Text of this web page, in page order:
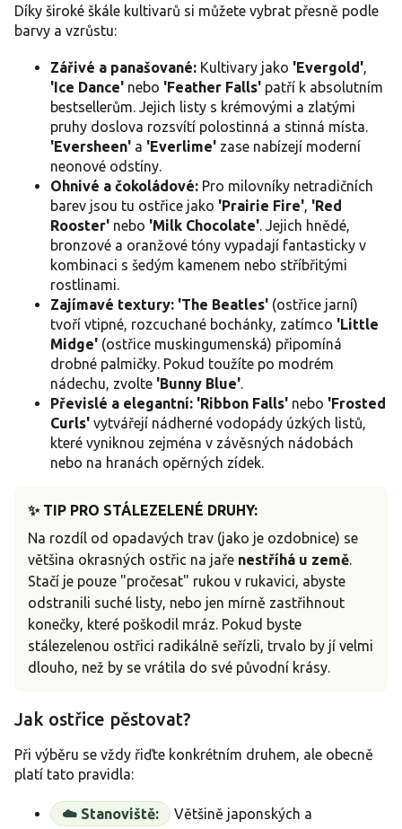
i
Díky široké škále kultivarů si můžete vybrat přesně podle
barvy a vzrůstu:
Zářivé a panašované: Kultivary jako 'Evergold',
'Ice Dance' nebo 'Feather Falls' patří k absolutním
bestsellerům. Jejich listy s krémovými a zlatými
pruhy doslova rozsvítí polostinná a stinná místa.
'Eversheen' a 'Everlime' zase nabízejí moderní
neonové odstíny.
Ohnivé a čokoládové: Pro milovníky netradičních
barev jsou tu ostřice jako 'Prairie Fire', 'Red
Rooster' nebo 'Milk Chocolate'. Jejich hnědé,
bronzové a oranžové tóny vypadají fantasticky v
kombinaci s šedým kamenem nebo stříbřitými
rostlinami.
Zajímavé textury: 'The Beatles' (ostřice jarní)
tvoří vtipné, rozcuchané bochánky, zatímco 'Little
Midge' (ostřice muskingumenská) připomíná
drobné palmičky. Pokud toužíte po modrém
nádechu, zvolte 'Bunny Blue'.
Převislé a elegantní: 'Ribbon Falls' nebo 'Frosted
Curls' vytvářejí nádherné vodopády úzkých listů,
které vyniknou zejména v závěsných nádobách
nebo na hranách opěrných zídek.
✨ TIP PRO STÁLEZELENÉ DRUHY:
Na rozdíl od opadavých trav (jako je ozdobnice) se
většina okrasných ostřic na jaře nestříhá u země.
Stačí je pouze "pročesat" rukou v rukavici, abyste
odstranili suché listy, nebo jen mírně zastřihnout
konečky, které poškodil mráz. Pokud byste
stálezelenou ostřici radikálně seřízli, trvalo by jí velmi
dlouho, než by se vrátila do své původní krásy.
Jak ostřice pěstovat?
Při výběru se vždy řiďte konkrétním druhem, ale obecně
platí tato pravidla:
☁️ Stanoviště:
Většině japonských a